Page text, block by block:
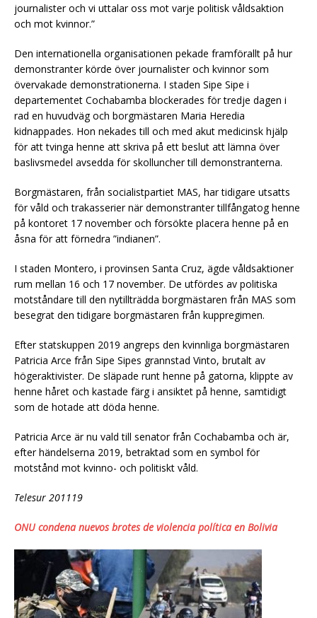
journalister och vi uttalar oss mot varje politisk våldsaktion
och mot kvinnor.”
Den internationella organisationen pekade framförallt på hur
demonstranter körde över journalister och kvinnor som
övervakade demonstrationerna. I staden Sipe Sipe i
departementet Cochabamba blockerades för tredje dagen i
rad en huvudväg och borgmästaren Maria Heredia
kidnappades. Hon nekades till och med akut medicinsk hjälp
för att tvinga henne att skriva på ett beslut att lämna över
baslivsmedel avsedda för skolluncher till demonstranterna.
Borgmästaren, från socialistpartiet MAS, har tidigare utsatts
för våld och trakasserier när demonstranter tillfångatog henne
på kontoret 17 november och försökte placera henne på en
åsna för att förnedra ”indianen”.
I staden Montero, i provinsen Santa Cruz, ägde våldsaktioner
rum mellan 16 och 17 november. De utfördes av politiska
motståndare till den nytillträdda borgmästaren från MAS som
besegrat den tidigare borgmästaren från kuppregimen.
Efter statskuppen 2019 angreps den kvinnliga borgmästaren
Patricia Arce från Sipe Sipes grannstad Vinto, brutalt av
högeraktivister. De släpade runt henne på gatorna, klippte av
henne håret och kastade färg i ansiktet på henne, samtidigt
som de hotade att döda henne.
Patricia Arce är nu vald till senator från Cochabamba och är,
efter händelserna 2019, betraktad som en symbol för
motstånd mot kvinno- och politiskt våld.
Telesur 201119
ONU condena nuevos brotes de violencia política en Bolivia